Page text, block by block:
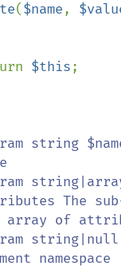
($name,
$this;
The
array of
namespace